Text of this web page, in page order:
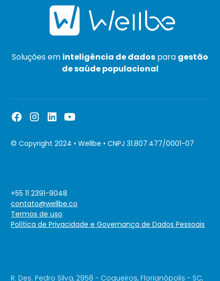
Soluções em inteligência de dados para gestão
de saúde populacional
© Copyright 2024 • Wellbe • CNPJ 31.807.477/0001-07
Termos de uso
Política de Privacidade e Governança de Dados Pessoais
+55 11 2391-9048
contato@wellbe.co
R. Des. Pedro Silva, 2958 - Coqueiros, Florianópolis - SC,